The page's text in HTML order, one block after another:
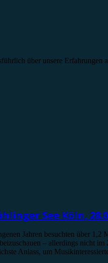
über unsere Erfahrungen
See Köln,
Jahren besuchten über
– allerdings nicht
Anlass, um